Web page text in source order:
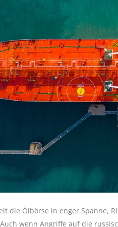
die Ölbörse in enger Spanne,
wenn Angriffe auf die